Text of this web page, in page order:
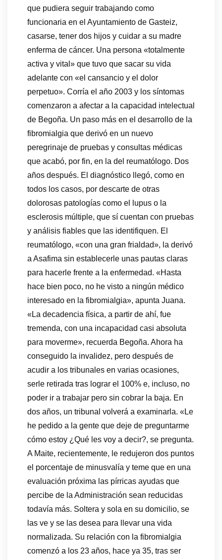
que pudiera seguir trabajando como
funcionaria en el Ayuntamiento de Gasteiz,
casarse, tener dos hijos y cuidar a su madre
enferma de cáncer. Una persona «totalmente
activa y vital» que tuvo que sacar su vida
adelante con «el cansancio y el dolor
perpetuo». Corría el año 2003 y los síntomas
comenzaron a afectar a la capacidad intelectual
de Begoña. Un paso más en el desarrollo de la
fibromialgia que derivó en un nuevo
peregrinaje de pruebas y consultas médicas
que acabó, por fin, en la del reumatólogo. Dos
años después. El diagnóstico llegó, como en
todos los casos, por descarte de otras
dolorosas patologías como el lupus o la
esclerosis múltiple, que sí cuentan con pruebas
y análisis fiables que las identifiquen. El
reumatólogo, «con una gran frialdad», la derivó
a Asafima sin establecerle unas pautas claras
para hacerle frente a la enfermedad. «Hasta
hace bien poco, no he visto a ningún médico
interesado en la fibromialgia», apunta Juana.
«La decadencia física, a partir de ahí, fue
tremenda, con una incapacidad casi absoluta
para moverme», recuerda Begoña. Ahora ha
conseguido la invalidez, pero después de
acudir a los tribunales en varias ocasiones,
serle retirada tras lograr el 100% e, incluso, no
poder ir a trabajar pero sin cobrar la baja. En
dos años, un tribunal volverá a examinarla. «Le
he pedido a la gente que deje de preguntarme
cómo estoy ¿Qué les voy a decir?, se pregunta.
A Maite, recientemente, le redujeron dos puntos
el porcentaje de minusvalía y teme que en una
evaluación próxima las pírricas ayudas que
percibe de la Administración sean reducidas
todavía más. Soltera y sola en su domicilio, se
las ve y se las desea para llevar una vida
normalizada. Su relación con la fibromialgia
comenzó a los 23 años, hace ya 35, tras ser